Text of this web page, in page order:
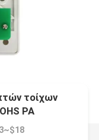
τοίχων
PA